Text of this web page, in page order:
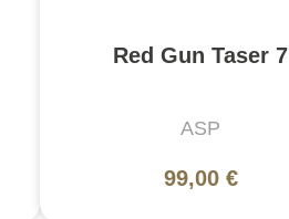
Red Gun Taser 7
ASP
99,00 €